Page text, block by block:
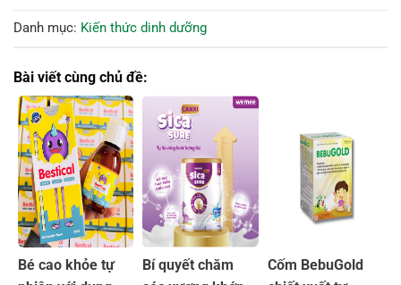
Danh mục: Kiến thức dinh dưỡng
Bài viết cùng chủ đề:
Bé cao khỏe tự
Bí quyết chăm
Cốm BebuGold